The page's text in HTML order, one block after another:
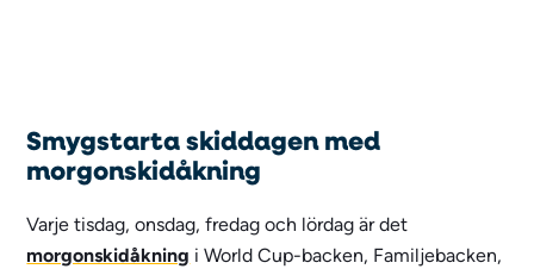
Smygstarta skiddagen med
morgonskidåkning
Varje tisdag, onsdag, fredag och lördag är det
morgonskidåkning i World Cup-backen, Familjebacken,